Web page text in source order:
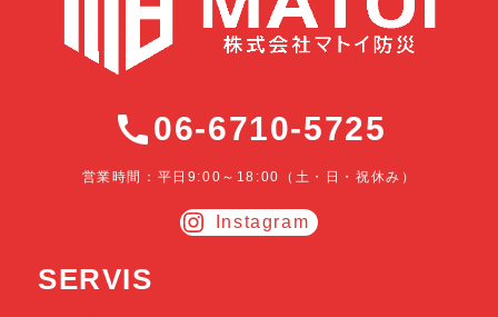
06-6710-5725
営業時間：平日9:00～18:00（土・日・祝休み）
Instagram
SERVIS